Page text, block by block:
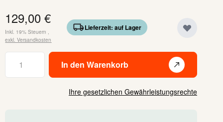
129,00 €
Inkl. 19% Steuern ,
exkl.Versandkosten
Lieferzeit: auf Lager
In den Warenkorb
Ihre gesetzlichen Gewährleistungsrechte